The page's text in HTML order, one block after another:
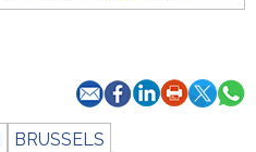
BRUSSELS